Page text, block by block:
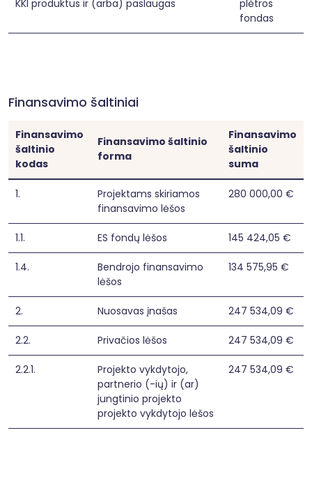
KKI produktus ir (arba) paslaugas
plėtros
fondas
Finansavimo šaltiniai
Finansavimo
šaltinio
kodas
Finansavimo šaltinio
forma
Finansavimo
šaltinio
suma
1.
Projektams skiriamos
finansavimo lėšos
280 000,00 €
1.1. ES fondų lėšos 145 424,05 €
1.4.
Bendrojo finansavimo
lėšos
134 575,95 €
2. Nuosavas įnašas 247 534,09 €
2.2. Privačios lėšos 247 534,09 €
2.2.1.
Projekto vykdytojo,
partnerio (-ių) ir (ar)
jungtinio projekto
projekto vykdytojo lėšos
247 534,09 €